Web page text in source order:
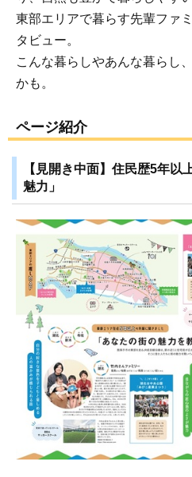
東部エリアで暮らす先輩ファ
タビュー。
こんな暮らしやあんな暮らし
かも。
ページ紹介
【見開き中面】住民歴5年以
魅力」